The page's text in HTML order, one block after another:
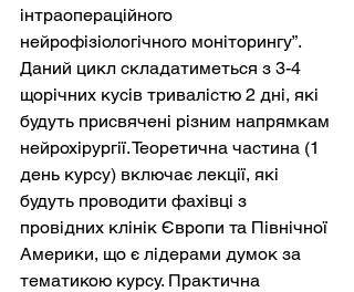
інтраопераційного
нейрофізіологічного моніторингу”.
Даний цикл складатиметься з 3-4
щорічних кусів тривалістю 2 дні, які
будуть присвячені різним напрямкам
нейрохірургії. Теоретична частина (1
день курсу) включає лекції, які
будуть проводити фахівці з
провідних клінік Європи та Північної
Америки, що є лідерами думок за
тематикою курсу. Практична